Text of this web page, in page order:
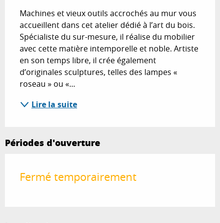
Machines et vieux outils accrochés au mur vous
accueillent dans cet atelier dédié à l’art du bois.
Spécialiste du sur-mesure, il réalise du mobilier
avec cette matière intemporelle et noble. Artiste
en son temps libre, il crée également
d’originales sculptures, telles des lampes «
roseau » ou «...
Lire la suite
Périodes d'ouverture
Fermé temporairement